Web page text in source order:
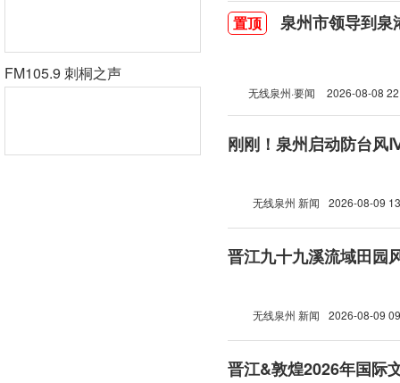
FM105.9 刺桐之声
置顶 泉州市领导到泉
无线泉州·要闻 2026-08-08
刚刚！泉州启动防台风
无线泉州 新闻 2026-08-09
晋江九十九溪流域田园
无线泉州 新闻 2026-08-09
晋江&敦煌2026年国际